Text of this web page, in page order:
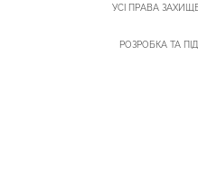
УСІ ПРАВА
РОЗРОБКА ТА